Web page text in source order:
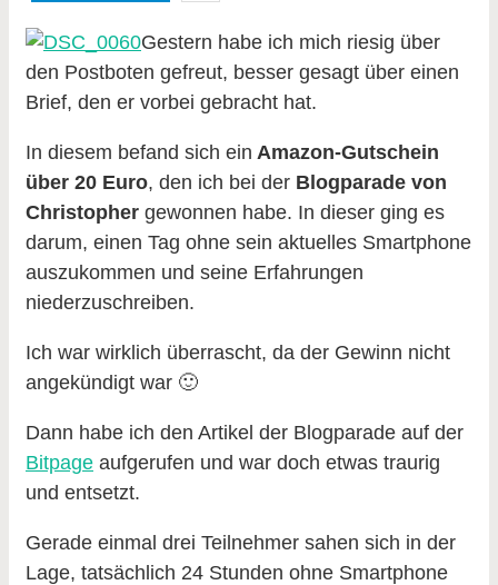
Gestern habe ich mich riesig über
den Postboten gefreut, besser gesagt über einen
Brief, den er vorbei gebracht hat.
In diesem befand sich ein Amazon-Gutschein
über 20 Euro, den ich bei der Blogparade von
Christopher gewonnen habe. In dieser ging es
darum, einen Tag ohne sein aktuelles Smartphone
auszukommen und seine Erfahrungen
niederzuschreiben.
Ich war wirklich überrascht, da der Gewinn nicht
angekündigt war 🙂
Dann habe ich den Artikel der Blogparade auf der
Bitpage aufgerufen und war doch etwas traurig
und entsetzt.
Gerade einmal drei Teilnehmer sahen sich in der
Lage, tatsächlich 24 Stunden ohne Smartphone